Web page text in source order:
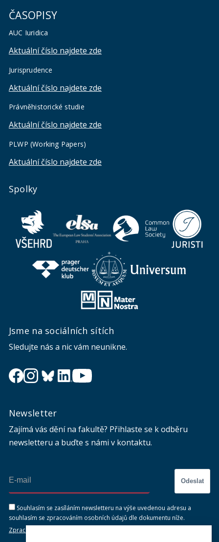
ČASOPISY
AUC Iuridica
Aktuální číslo najdete zde
Jurisprudence
Aktuální číslo najdete zde
Právněhistorické studie
Aktuální číslo najdete zde
PLWP (Working Papers)
Aktuální číslo najdete zde
Spolky
Jsme na sociálních sítích
Sledujte nás a nic vám neunikne.
Newsletter
Zajímá vás dění na fakultě? Přihlaste se k odběru
newsletteru a buďte s námi v kontaktu.
Odeslat
Souhlasím se zasíláním newsletteru na výše uvedenou adresu a
souhlasím se zpracováním osobních údajů dle dokumentu níže.
Zpracování osobních údajů